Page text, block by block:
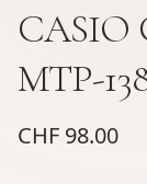
CASIO
MTP-
CHF 98.00